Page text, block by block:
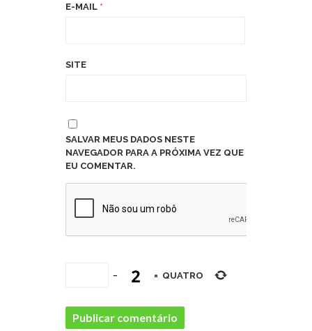
E-MAIL *
SITE
SALVAR MEUS DADOS NESTE
NAVEGADOR PARA A PRÓXIMA VEZ QUE
EU COMENTAR.
− = QUATRO